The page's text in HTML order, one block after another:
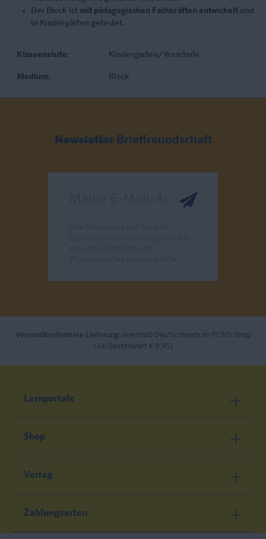
Der Block ist mit pädagogischen Fachkräften entwickelt und
in Kindergärten getestet.
Klassenstufe: Kindergarten/Vorschule
Medium: Block
Newsletter Brieffreundschaft
Versandkostenfreie Lieferung innerhalb Deutschlands im PONS Shop
(Ab Bestellwert € 9,95)
Lernportale
Shop
Verlag
Zahlungsarten